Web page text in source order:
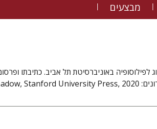
מבצעים
לפילוסופיה באוניברסיטת תל אביב. כתיבתו